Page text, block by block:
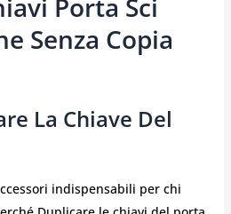
Porta Sci
Senza Copia
La Chiave Del
indispensabili per chi